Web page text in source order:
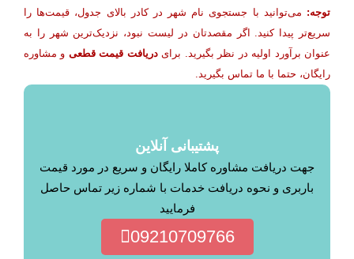
توجه: می‌توانید با جستجوی نام شهر در کادر بالای جدول، قیمت‌ها را
سریع‌تر پیدا کنید. اگر مقصدتان در لیست نبود، نزدیک‌ترین شهر را به
عنوان برآورد اولیه در نظر بگیرید. برایدریافت قیمت قطعی و مشاوره
رایگان، حتما با ما تماس بگیرید.
پشتیبانی آنلاین
جهت دریافت مشاوره کاملا رایگان و سریع در مورد قیمت
باربری و نحوه دریافت خدمات با شماره زیر تماس حاصل
فرمایید
09210709766